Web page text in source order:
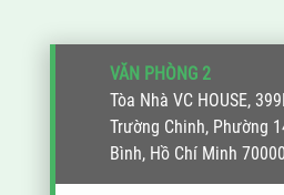
VĂN PHÒNG 2
Tòa Nhà VC HOUSE,
Trường Chinh, Phường
Bình, Hồ Chí Minh